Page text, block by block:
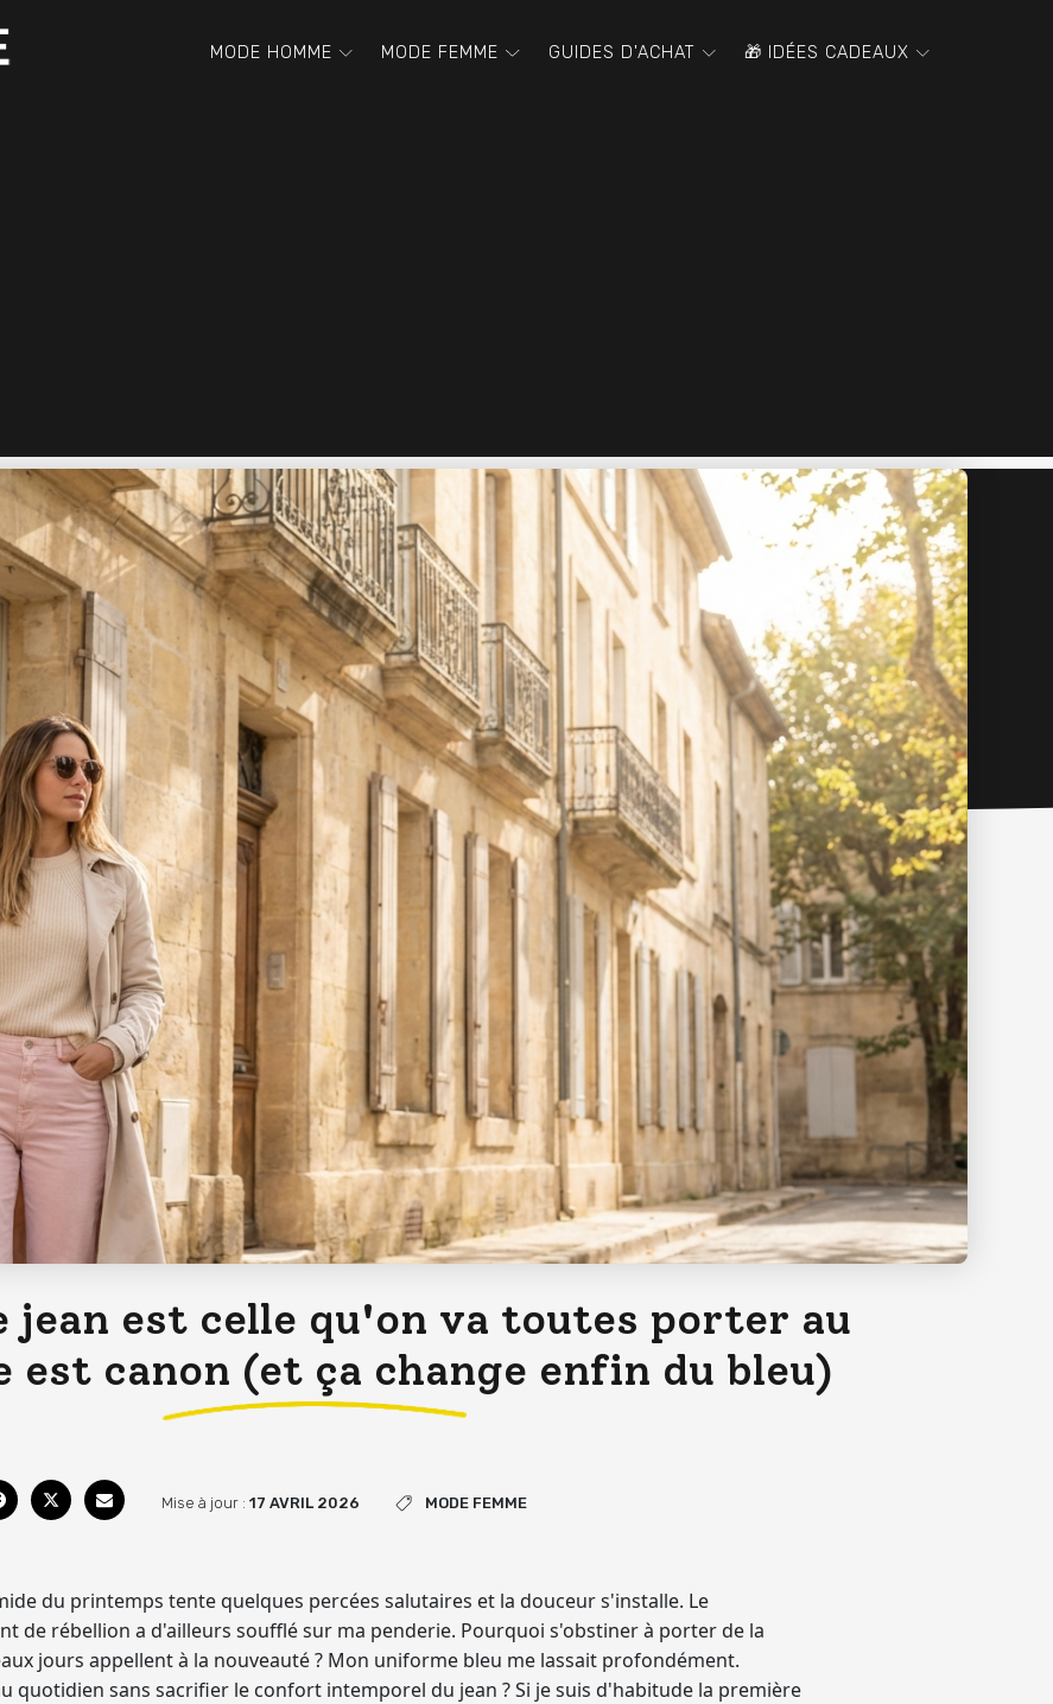
MODE HOMME MODE FEMME GUIDES D'ACHAT 🎁 IDÉES CADEAUX
jean est celle qu'on va toutes porter au
canon (et ça change enfin du bleu)
Mise à jour : 17 AVRIL 2026 MODE FEMME
du printemps tente quelques percées salutaires et la douceur s'installe. Le
de rébellion a d'ailleurs soufflé sur ma penderie. Pourquoi s'obstiner à porter de la
jours appellent à la nouveauté ? Mon uniforme bleu me lassait profondément.
quotidien sans sacrifier le confort intemporel du jean ? Si je suis d'habitude la première